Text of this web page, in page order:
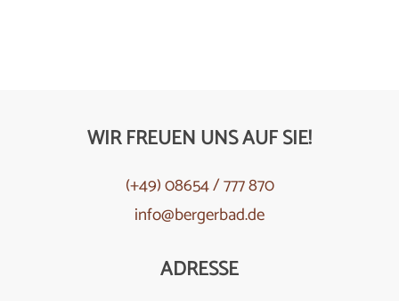
WIR FREUEN UNS AUF SIE!
(+49) 08654 / 777 870
info@bergerbad.de
ADRESSE